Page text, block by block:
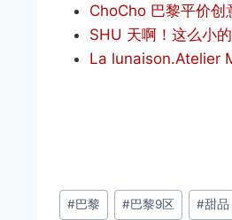
ChoCho 巴黎平价创
SHU 天啊！这么小
La lunaison.Atelier
文
#巴黎 #巴黎9区 #甜品